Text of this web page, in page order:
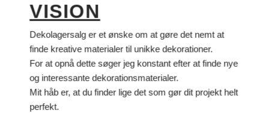
VISION
Dekolagersalg er et ønske om at gøre det nemt at
finde kreative materialer til unikke dekorationer.
For at opnå dette søger jeg konstant efter at finde nye
og interessante dekorationsmaterialer.
Mit håb er, at du finder lige det som gør dit projekt helt
perfekt.